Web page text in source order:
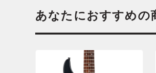
あなたにおすすめの